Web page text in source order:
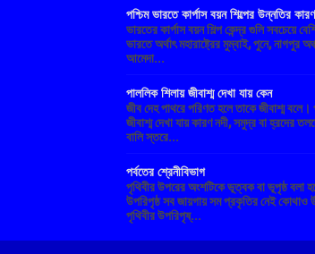
পশ্চিম ভারতে কার্পাস বয়ন শিল্পের উন্নতির কারণ
ভারতের কার্পাস বয়ন শিল্প কেন্দ্র গুলি সবচেয়ে
ভারতে অর্থাৎ মহারাষ্ট্রের মুম্বাই, পুনে, নাগপুর
আমেদা...
পাললিক শিলায় জীবাশ্ম দেখা যায় কেন
জীব দেহ পাথরে পরিণত হলে তাকে জীবাশ্ম
জীবাশ্ম দেখা যায় কারণ নদী, সমুদ্র বা হ্রদের
বালি স্তরে...
পর্বতের শ্রেনীবিভাগ
পৃথিবীর উপরের অংশটিকে ভূত্বক বা ভূপৃষ্ঠ বলা
উপরিপৃষ্ঠ সব জায়গায় সম প্রকৃতির নেই কোথাও
পৃথিবীর উপরিপৃষ্...